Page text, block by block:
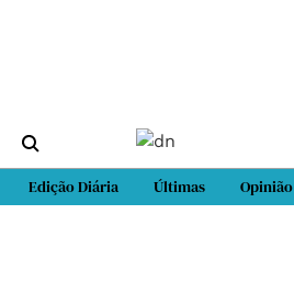
Edição Diária Últimas Opinião